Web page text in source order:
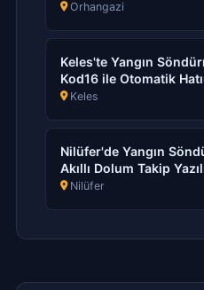
Orhangazi
Keles'te Yangın
Kod16 ile Otomatik
Keles
Nilüfer'de Yangın
Akıllı Dolum Takip
Nilüfer